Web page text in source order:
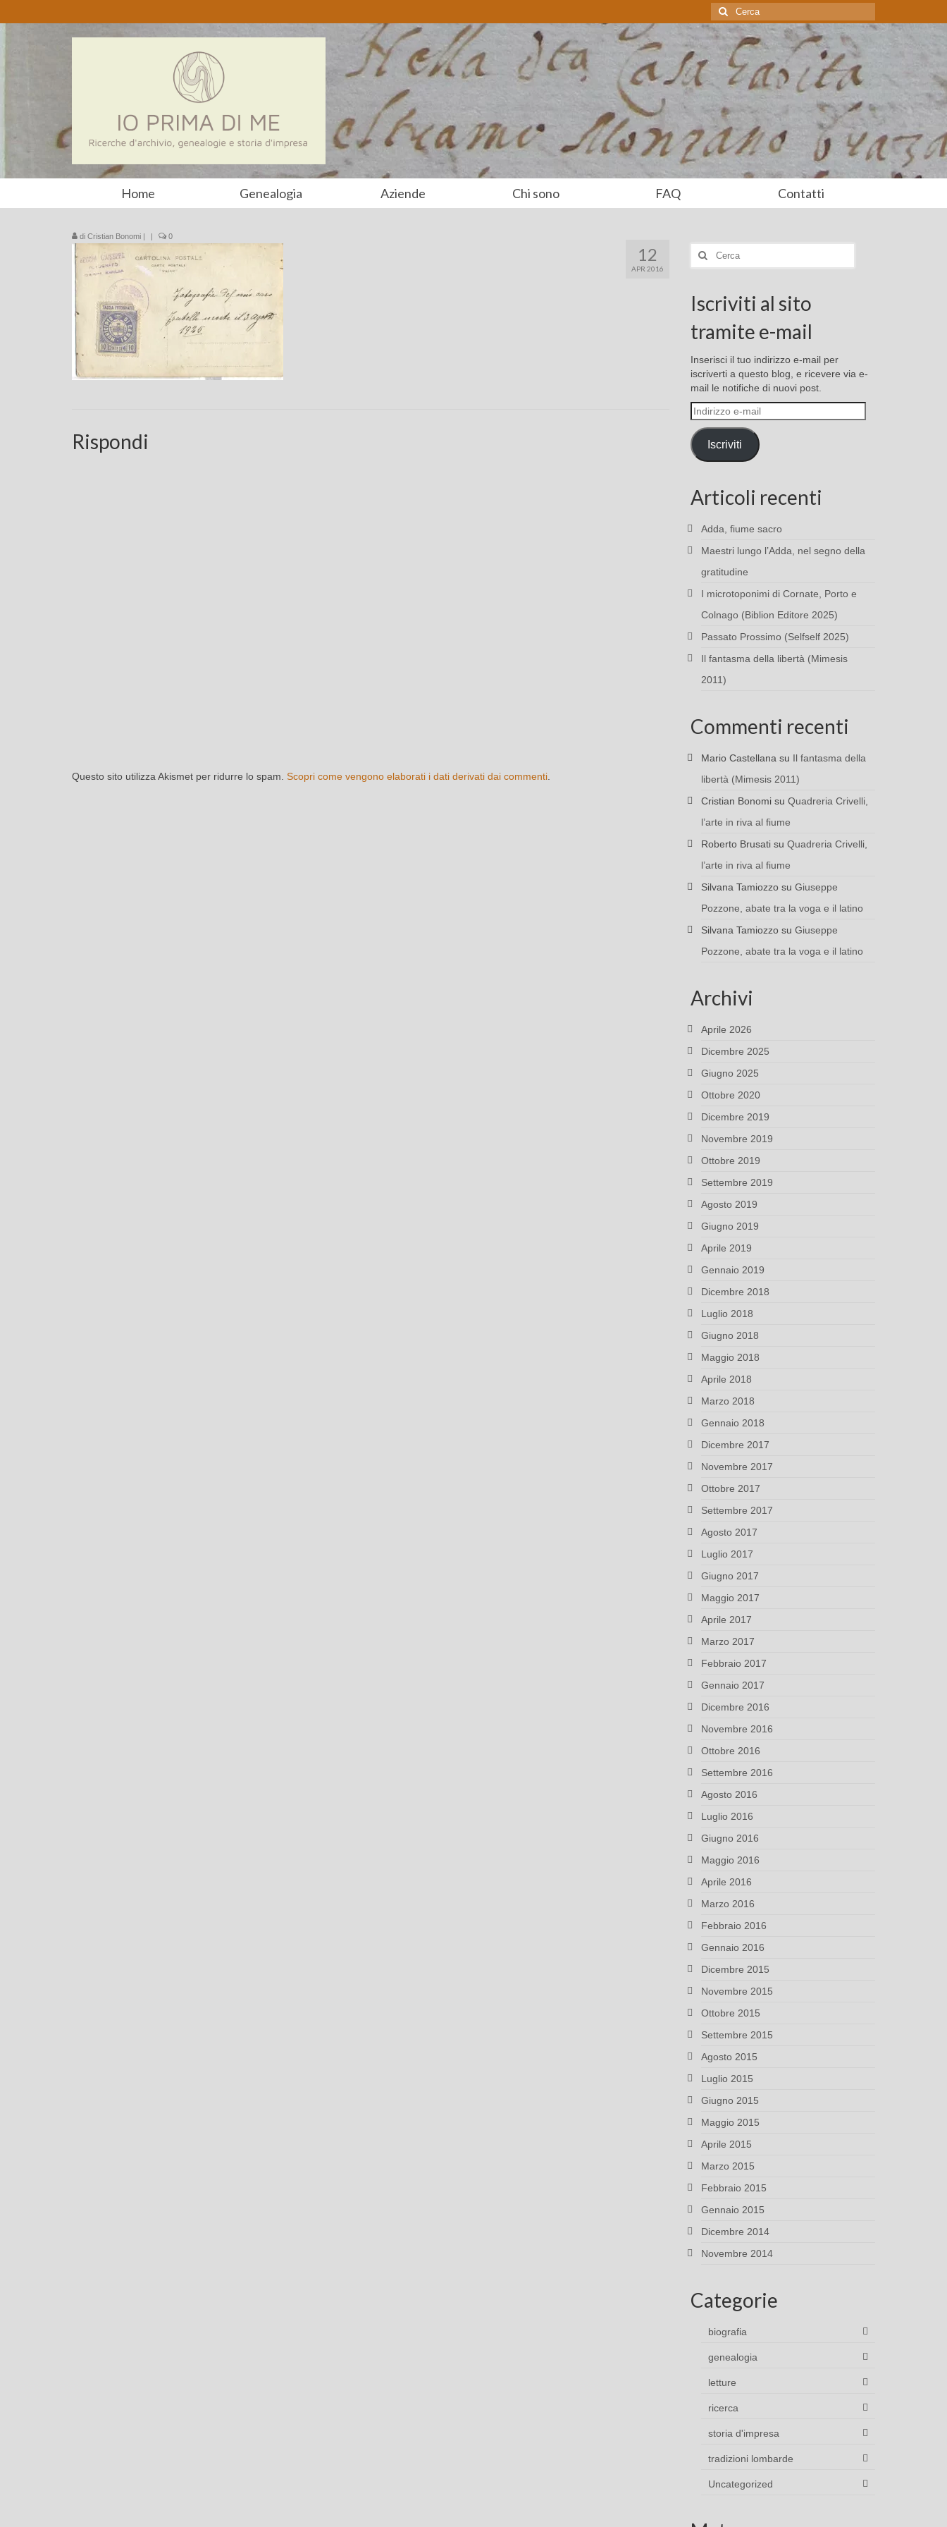
Cerca:
Home Genealogia Aziende Chi sono FAQ Contatti
12
APR 2016
di Cristian Bonomi | | 0
Rispondi
Questo sito utilizza Akismet per ridurre lo spam. Scopri come vengono elaborati i dati derivati dai commenti
Cerca:
Iscriviti al sito
tramite e-mail
Inserisci il tuo indirizzo e-mail per
iscriverti a questo blog, e ricevere via e-
mail le notifiche di nuovi post.
Indirizzo
e-
mail
Iscriviti
Articoli recenti
Adda, fiume sacro
Maestri lungo l’Adda, nel segno della
gratitudine
I microtoponimi di Cornate, Porto e
Colnago (Biblion Editore 2025)
Passato Prossimo (Selfself 2025)
Il fantasma della libertà (Mimesis
2011)
Commenti recenti
Mario Castellana su Il fantasma della
libertà (Mimesis 2011)
Cristian Bonomisu Quadreria Crivelli,
l’arte in riva al fiume
Roberto Brusatisu Quadreria Crivelli,
l’arte in riva al fiume
Silvana Tamiozzosu Giuseppe
Pozzone, abate tra la voga e il latino
Silvana Tamiozzosu Giuseppe
Pozzone, abate tra la voga e il latino
Archivi
Aprile 2026
Dicembre 2025
Giugno 2025
Ottobre 2020
Dicembre 2019
Novembre 2019
Ottobre 2019
Settembre 2019
Agosto 2019
Giugno 2019
Aprile 2019
Gennaio 2019
Dicembre 2018
Luglio 2018
Giugno 2018
Maggio 2018
Aprile 2018
Marzo 2018
Gennaio 2018
Dicembre 2017
Novembre 2017
Ottobre 2017
Settembre 2017
Agosto 2017
Luglio 2017
Giugno 2017
Maggio 2017
Aprile 2017
Marzo 2017
Febbraio 2017
Gennaio 2017
Dicembre 2016
Novembre 2016
Ottobre 2016
Settembre 2016
Agosto 2016
Luglio 2016
Giugno 2016
Maggio 2016
Aprile 2016
Marzo 2016
Febbraio 2016
Gennaio 2016
Dicembre 2015
Novembre 2015
Ottobre 2015
Settembre 2015
Agosto 2015
Luglio 2015
Giugno 2015
Maggio 2015
Aprile 2015
Marzo 2015
Febbraio 2015
Gennaio 2015
Dicembre 2014
Novembre 2014
Categorie
biografia
genealogia
letture
ricerca
storia d'impresa
tradizioni lombarde
Uncategorized